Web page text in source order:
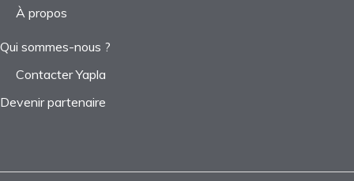
À propos
Qui sommes-nous ?
Contacter Yapla
Devenir partenaire